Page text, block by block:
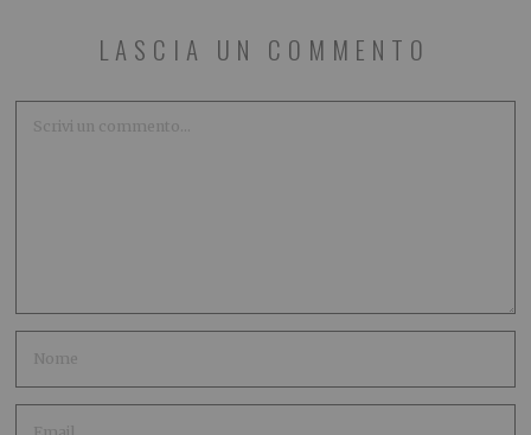
LASCIA UN COMMENTO